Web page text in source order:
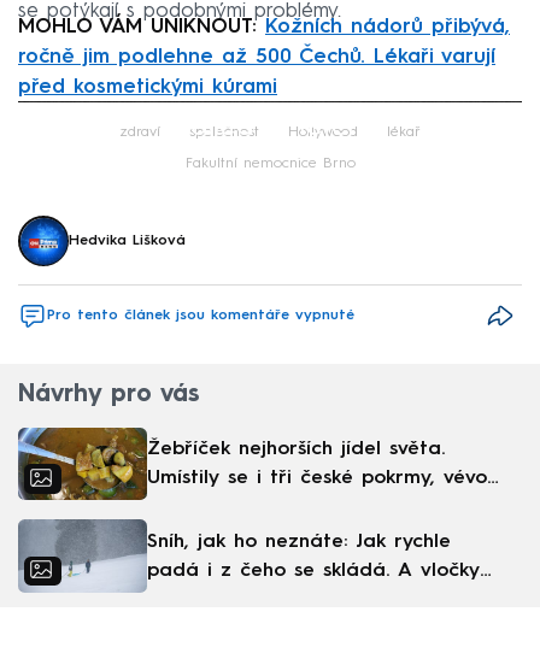
se potýkají s podobnými problémy.
MOHLO VÁM UNIKNOUT: Kožních nádorů přibývá,
ročně jim podlehne až 500 Čechů. Lékaři varují
před kosmetickými kúrami
Failed to fetch
zdraví společnost Hollywood lékař
Fakultní nemocnice Brno
Hedvika Lišková
Pro tento článek jsou komentáře vypnuté
Návrhy pro vás
Žebříček nejhorších jídel světa.
Umístily se i tři české pokrmy, vévodí
Sníh, jak ho neznáte: Jak rychle
padá i z čeho se skládá. A vločky